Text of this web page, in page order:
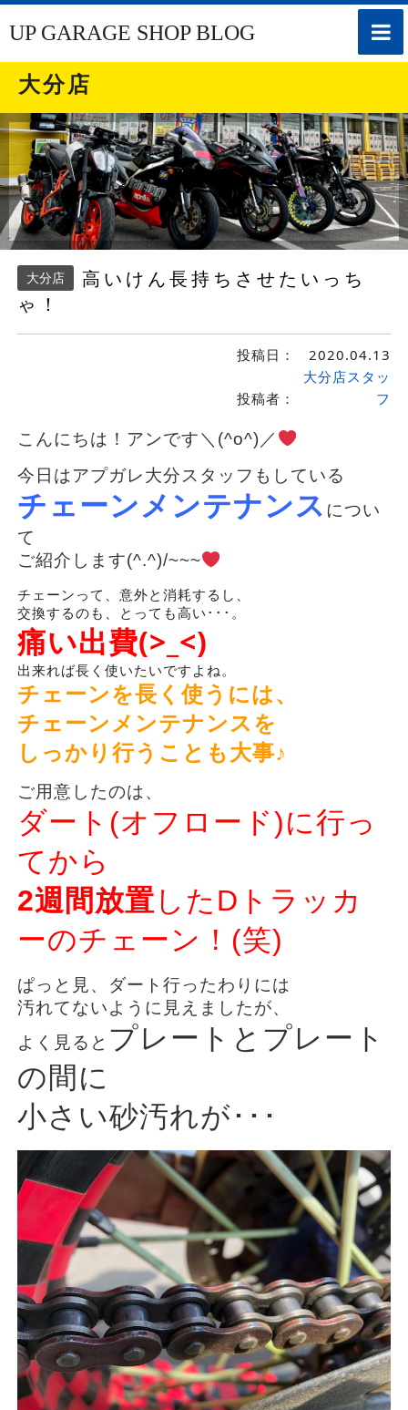
toggle
UP GARAGE SHOP BLOG
大分店
大分店
高いけん長持ちさせたいっち
ゃ！
投稿日： 2020.04.13
投稿者：
大分店スタッ
フ
こんにちは！アンです＼(^o^)／
今日はアプガレ大分スタッフもしている
チェーンメンテナンス につい
て
ご紹介します(^.^)/~~~
チェーンって、意外と消耗するし、
交換するのも、とっても高い･･･。
痛い出費(>_<)
出来れば長く使いたいですよね。
チェーンを長く使うには、
チェーンメンテナンスを
しっかり行うことも大事♪
ご用意したのは、
ダート(オフロード)に行っ
てから
2週間放置 したDトラッカ
ーのチェーン！(笑)
ぱっと見、ダート行ったわりには
汚れてないように見えましたが、
よく見ると プレートとプレート
の間に
小さい砂汚れが･･･